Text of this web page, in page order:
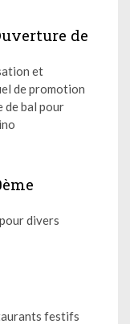
de
et
de promotion
de bal pour
divers
festifs